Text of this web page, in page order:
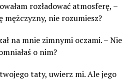
rozładować atmosferę, –
mężczyzny, nie rozumiesz?
na mnie zimnymi oczami. – Nie
o nim?
taty, uwierz mi. Ale jego